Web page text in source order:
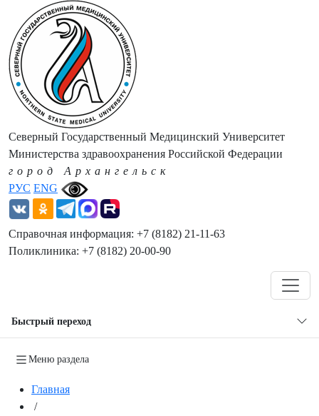
РУС ENG
Северный Государственный Медицинский Университет
Министерства здравоохранения Российской Федерации
город Архангельск
Справочная информация: +7 (8182) 21-11-63
Поликлиника: +7 (8182) 20-00-90
Быстрый переход
Меню раздела
Главная
/